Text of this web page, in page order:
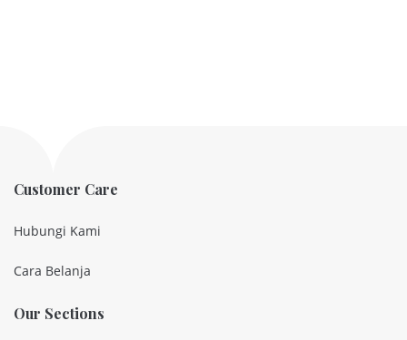
Customer Care
Hubungi Kami
Cara Belanja
Our Sections